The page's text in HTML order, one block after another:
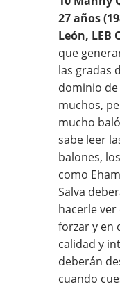
27 años
León, LEB
que
las gradas
dominio
muchos,
mucho
sabe leer
balones,
como
Salva
hacerle
forzar y en
calidad y
deberán
cuando